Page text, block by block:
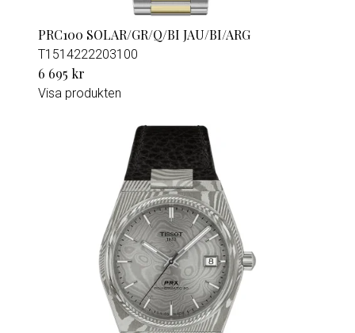
PRC100 SOLAR/GR/Q/BI JAU/BI/ARG
T1514222203100
6 695 kr
Visa produkten